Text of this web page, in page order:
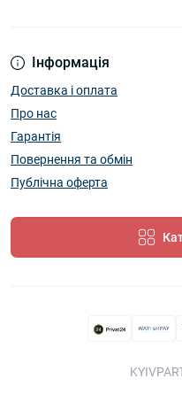
Інформація
Доставка і оплата
Про нас
Гарантія
Повернення та обмін
Публічна оферта